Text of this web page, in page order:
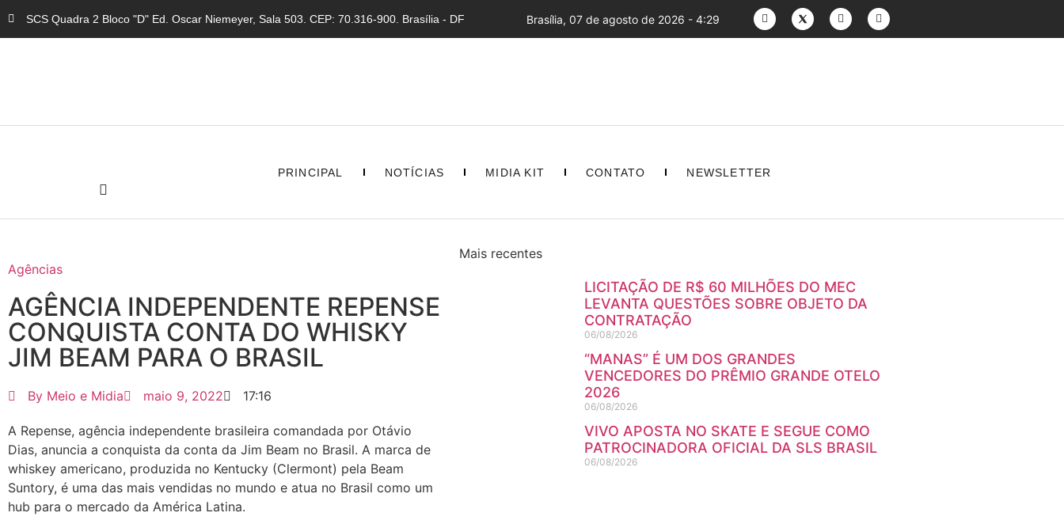
SCS Quadra 2 Bloco "D" Ed. Oscar Niemeyer, Sala 503. CEP: 70.316-900. Brasília - DF Brasília, 07 de agosto de 2026 - 4:29
PRINCIPAL NOTÍCIAS MIDIA KIT CONTATO NEWSLETTER
Agências
AGÊNCIA INDEPENDENTE REPENSE
CONQUISTA CONTA DO WHISKY
JIM BEAM PARA O BRASIL
By Meio e Midia maio 9, 2022 17:16
A Repense, agência independente brasileira comandada por Otávio
Dias, anuncia a conquista da conta da Jim Beam no Brasil. A marca de
whiskey americano, produzida no Kentucky (Clermont) pela Beam
Suntory, é uma das mais vendidas no mundo e atua no Brasil como um
hub para o mercado da América Latina.
Mais recentes
LICITAÇÃO DE R$ 60 MILHÕES DO MEC
LEVANTA QUESTÕES SOBRE OBJETO DA
CONTRATAÇÃO
06/08/2026
“MANAS” É UM DOS GRANDES
VENCEDORES DO PRÊMIO GRANDE OTELO
2026
06/08/2026
VIVO APOSTA NO SKATE E SEGUE COMO
PATROCINADORA OFICIAL DA SLS BRASIL
06/08/2026